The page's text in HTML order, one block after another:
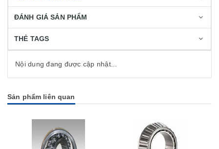
ĐÁNH GIÁ SẢN PHẨM
THẺ TAGS
Nội dung đang được cập nhật...
Sản phẩm liên quan